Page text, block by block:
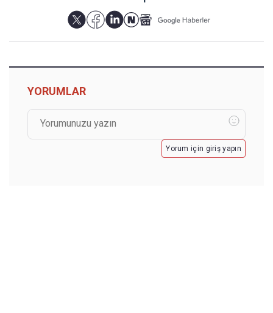
YORUMLAR
Yorum için giriş yapın